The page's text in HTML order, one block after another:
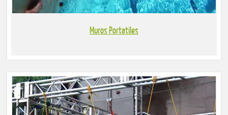
Muros Portatiles